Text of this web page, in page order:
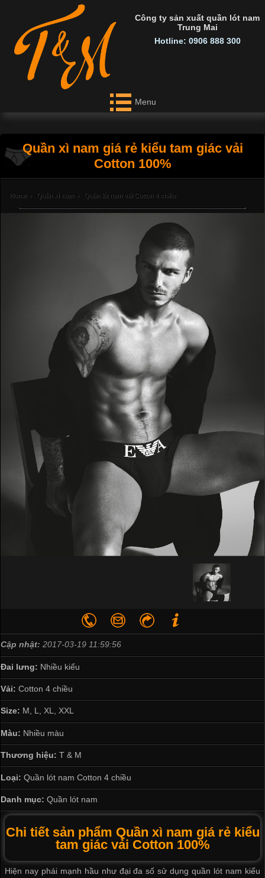
Công ty sản xuất quần lót nam
Trung Mai
Hotline: 0906 888 300
Menu
Quần xì nam giá rẻ kiểu tam giác vải
Cotton 100%
Home › Quần xì nam › Quần lót nam vải Cotton 4 chiều
Cập nhật: 2017-03-19 11:59:56
Đai lưng: Nhiều kiểu
Vải: Cotton 4 chiều
Size: M, L, XL, XXL
Màu: Nhiều màu
Thương hiệu: T & M
Loại: Quần lót nam Cotton 4 chiều
Danh mục: Quần lót nam
Chi tiết sản phẩm Quần xì nam giá rẻ kiểu
tam giác vải Cotton 100%
Hiện nay phái mạnh hầu như đại đa số sử dụngquần lót nam kiểu